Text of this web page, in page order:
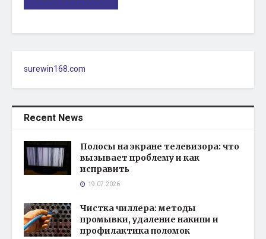
surewin168.com
Recent News
Полосы на экране телевизора: что
вызывает проблему и как
исправить
19.07.2026
Чистка чиллера: методы
промывки, удаление накипи и
профилактика поломок